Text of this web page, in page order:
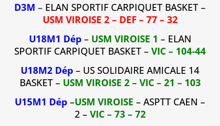
D3M – ELAN SPORTIF CARPIQUET BASKET –
USM VIROISE 2 – DEF – 77 – 32
U18M1 Dép– USM VIROISE 1 – ELAN
SPORTIF CARPIQUET BASKET – VIC – 104-44
U18M2 Dép – US SOLIDAIRE AMICALE 14
BASKET – USM VIROISE 2 – VIC – 21 – 103
U15M1 Dép –USM VIROISE – ASPTT CAEN –
2 – VIC – 73 – 72